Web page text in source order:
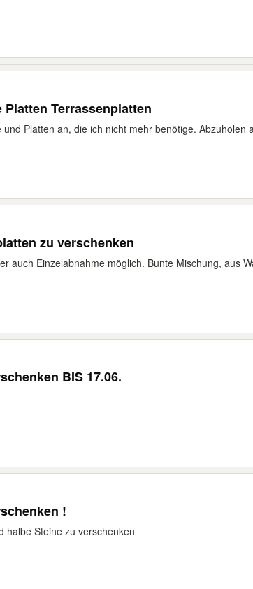
Terrassenplatten
Platten an, die ich nicht mehr benötige. Abzuholen
zu verschenken
auch Einzelabnahme möglich. Bunte Mischung, aus
BIS 17.06.
!
halbe Steine zu verschenken